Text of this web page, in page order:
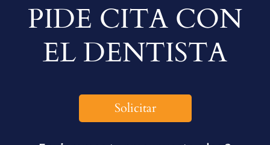
PIDE CITA CON
EL DENTISTA
Solicitar